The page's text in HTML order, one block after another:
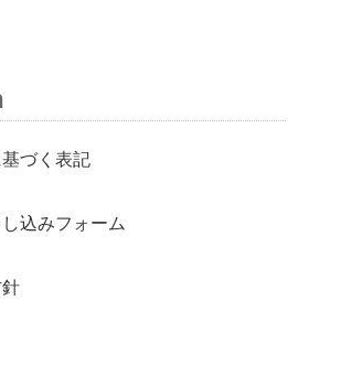
づく表記
込みフォーム